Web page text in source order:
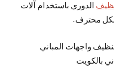
الدوري باستخدام آلات
محترف.
واجهات المباني
بالكويت